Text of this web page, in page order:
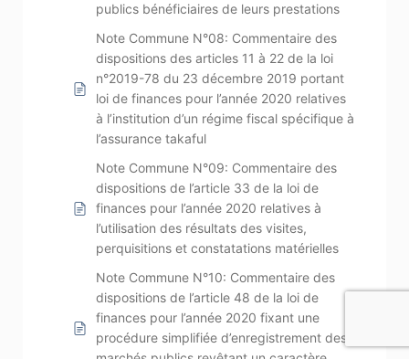
publics bénéficiaires de leurs prestations
Note Commune N°08: Commentaire des
dispositions des articles 11 à 22 de la loi
n°2019-78 du 23 décembre 2019 portant
loi de finances pour l’année 2020 relatives
à l’institution d’un régime fiscal spécifique à
l’assurance takaful
Note Commune N°09: Commentaire des
dispositions de l’article 33 de la loi de
finances pour l’année 2020 relatives à
l’utilisation des résultats des visites,
perquisitions et constatations matérielles
Note Commune N°10: Commentaire des
dispositions de l’article 48 de la loi de
finances pour l’année 2020 fixant une
procédure simplifiée d’enregistrement des